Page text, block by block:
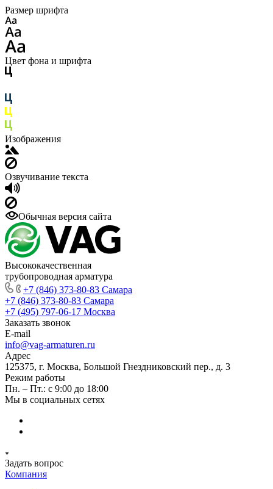
Размер шрифта
Цвет фона и шрифта
Изображения
Озвучивание текста
Обычная версия сайта
Высококачественная
трубопроводная арматура
+7 (846) 373-80-83 Самара
+7 (846) 373-80-83 Самара
+7 (495) 797-06-17 Москва
Заказать звонок
E-mail
info@vag-armaturen.ru
Адрес
125375, г. Москва, Большой Гнездниковский пер., д. 3
Режим работы
Пн. – Пт.: с 9:00 до 18:00
Мы в социальных сетях
Задать вопрос
Компания